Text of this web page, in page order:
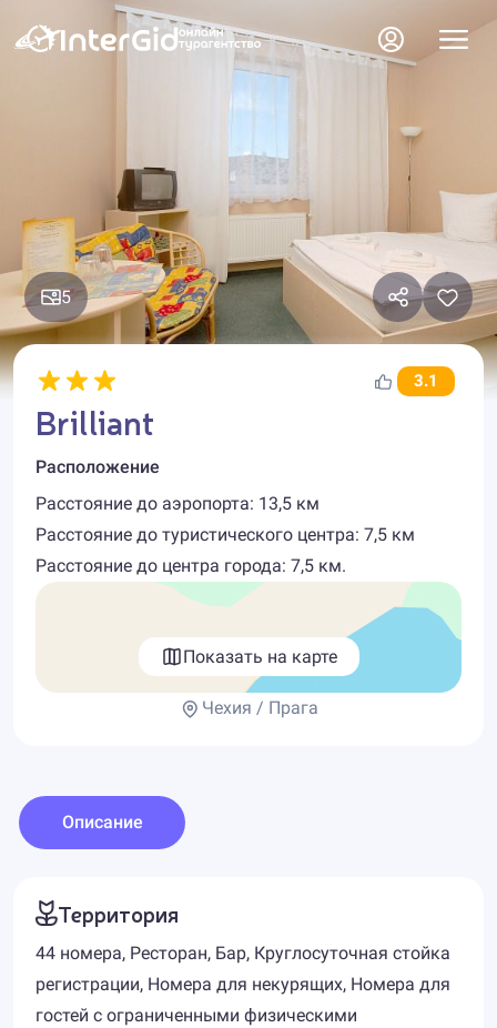
5
3.1
Brilliant
Расположение
Расстояние до аэропорта: 13,5 км
Расстояние до туристического центра: 7,5 км
Расстояние до центра города: 7,5 км.
Показать на карте
Чехия / Прага
Описание
Территория
44 номера, Ресторан, Бар, Круглосуточная стойка
регистрации, Номера для некурящих, Номера для
гостей с ограниченными физическими